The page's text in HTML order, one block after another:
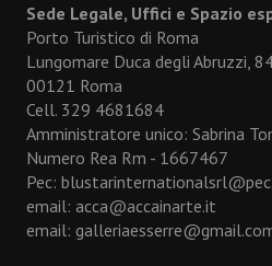
Sede Legale, Uffici e Spazio
Porto Turistico di Roma
Lungomare Duca degli Abruzzi,
00121 Roma
Cell. 329 4681684
Amministratore unico: Sabrina
Numero Rea Rm - 1667467
Pec:
email: acca@accainarte.it
email: